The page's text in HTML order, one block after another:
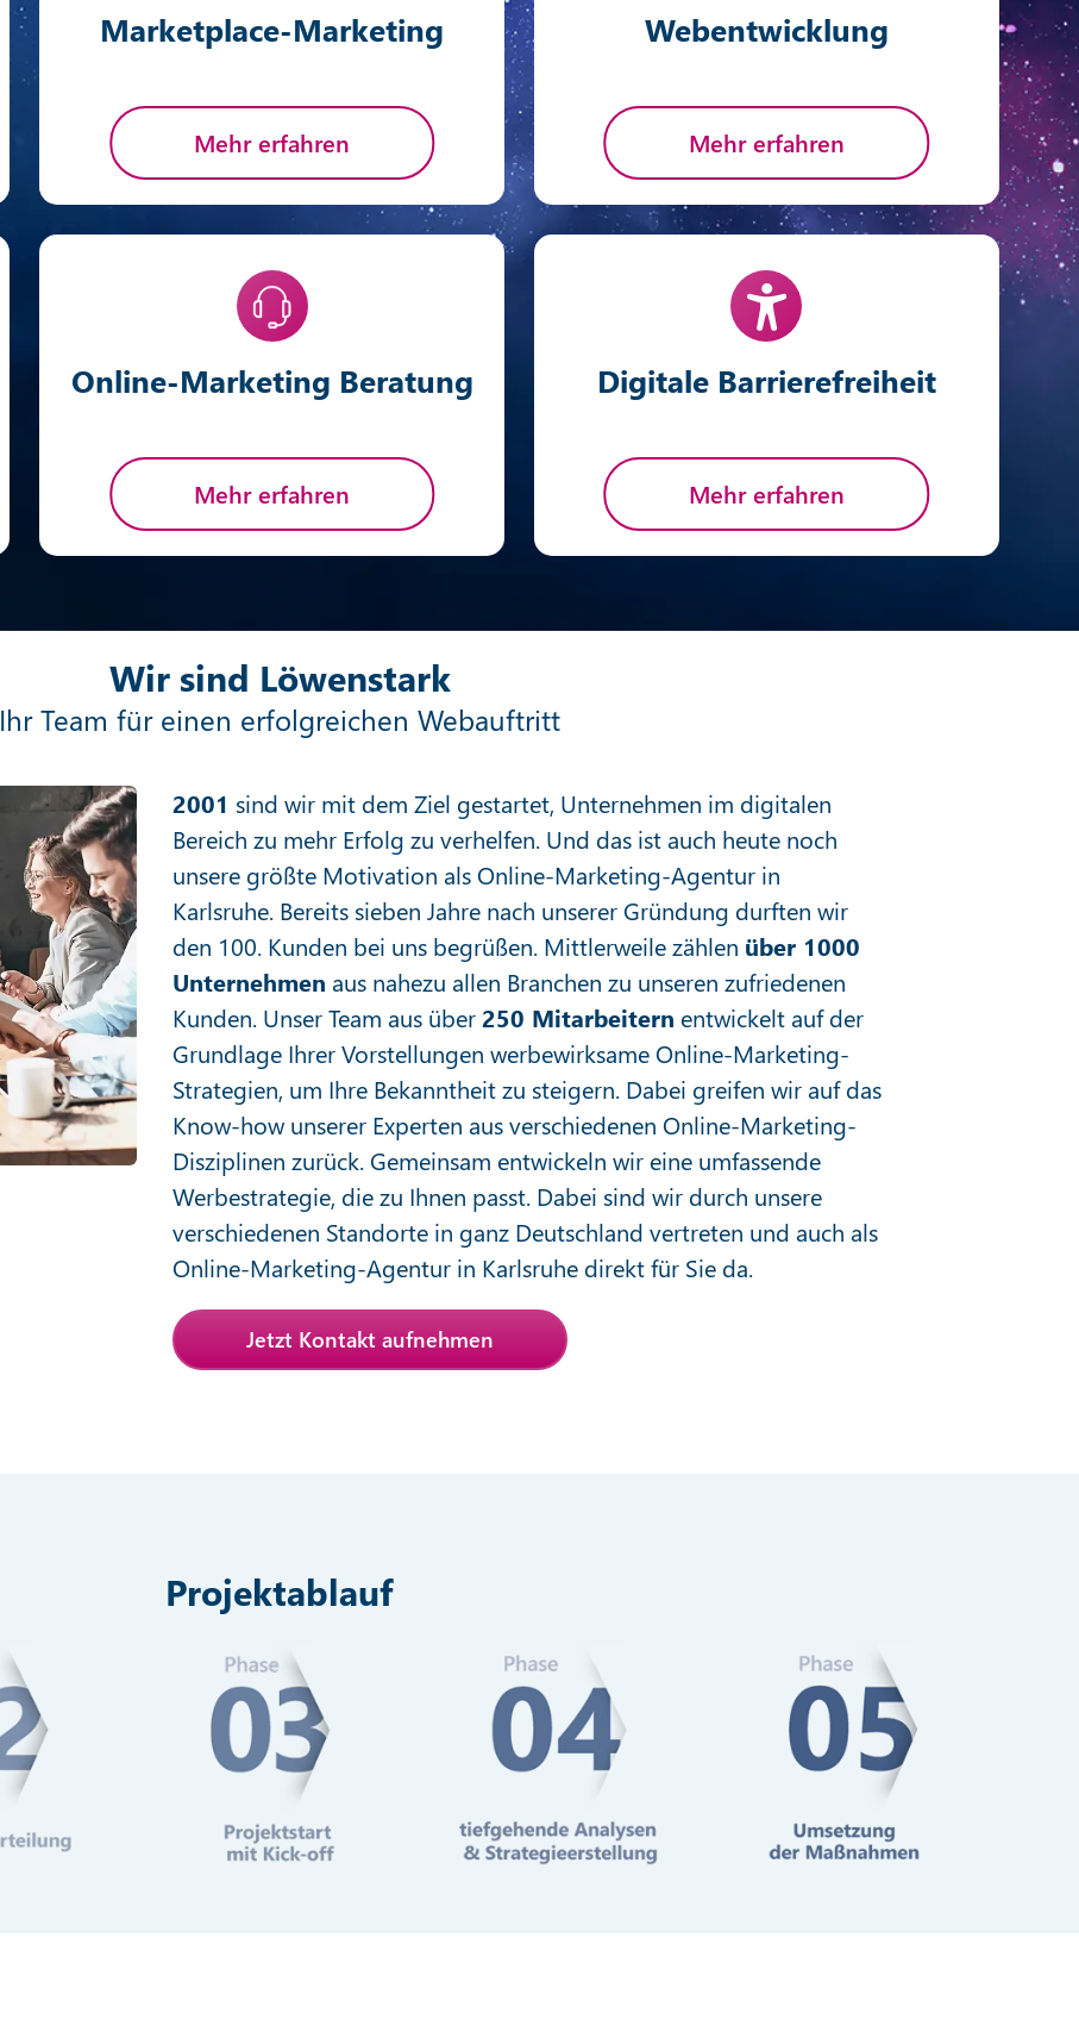
Marketplace-Marketing
Mehr erfahren
Webentwicklung
Mehr erfahren
Online-Marketing Beratung
Mehr erfahren
Digitale Barrierefreiheit
Mehr erfahren
Wir sind Löwenstark
Ihr Team für einen erfolgreichen Webauftritt
2001 sind wir mit dem Ziel gestartet, Unternehmen im digitalen
Bereich zu mehr Erfolg zu verhelfen. Und das ist auch heute noch
unsere größte Motivation als Online-Marketing-Agentur in
Karlsruhe. Bereits sieben Jahre nach unserer Gründung durften wir
den 100. Kunden bei uns begrüßen. Mittlerweile zählen über 1000
Unternehmen aus nahezu allen Branchen zu unseren zufriedenen
Kunden. Unser Team aus über 250 Mitarbeitern entwickelt auf der
Grundlage Ihrer Vorstellungen werbewirksame Online-Marketing-
Strategien, um Ihre Bekanntheit zu steigern. Dabei greifen wir auf das
Know-how unserer Experten aus verschiedenen Online-Marketing-
Disziplinen zurück. Gemeinsam entwickeln wir eine umfassende
Werbestrategie, die zu Ihnen passt. Dabei sind wir durch unsere
verschiedenen Standorte in ganz Deutschland vertreten und auch als
Online-Marketing-Agentur in Karlsruhe direkt für Sie da.
Jetzt Kontakt aufnehmen
Projektablauf